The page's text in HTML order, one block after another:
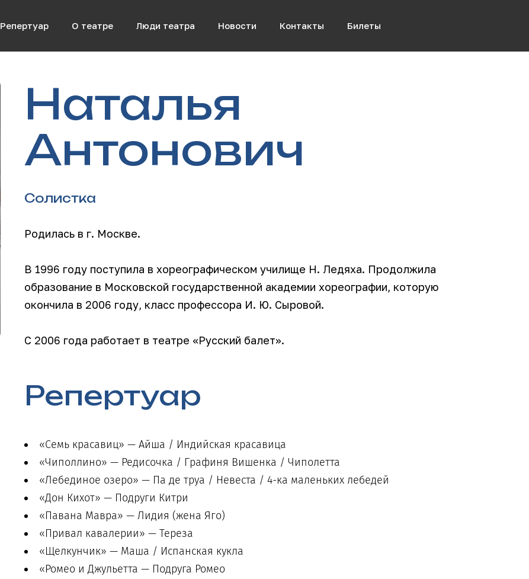
Репертуар О театре Люди театра Новости Контакты Билеты
Наталья
Антонович
Солистка
Родилась в г. Москве.
В 1996 году поступила в хореографическом училище Н. Ледяха. Продолжила
образование в Московской государственной академии хореографии, которую
окончила в 2006 году, класс профессора И. Ю. Сыровой.
С 2006 года работает в театре «Русский балет».
Репертуар
«Семь красавиц» — Айша / Индийская красавица
«Чиполлино» — Редисочка / Графиня Вишенка / Чиполетта
«Лебединое озеро» — Па де труа / Невеста / 4-ка маленьких лебедей
«Дон Кихот» — Подруги Китри
«Павана Мавра» — Лидия (жена Яго)
«Привал кавалерии» — Тереза
«Щелкунчик» — Маша / Испанская кукла
«Ромео и Джульетта — Подруга Ромео